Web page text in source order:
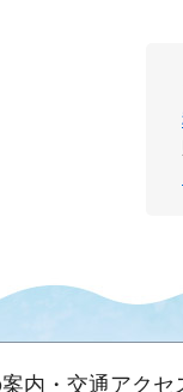
内・交通アクセ